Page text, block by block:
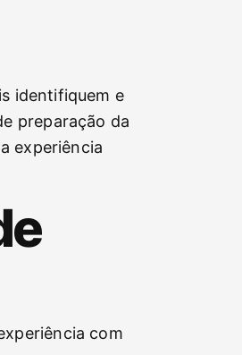
identifiquem e
preparação da
experiência
com